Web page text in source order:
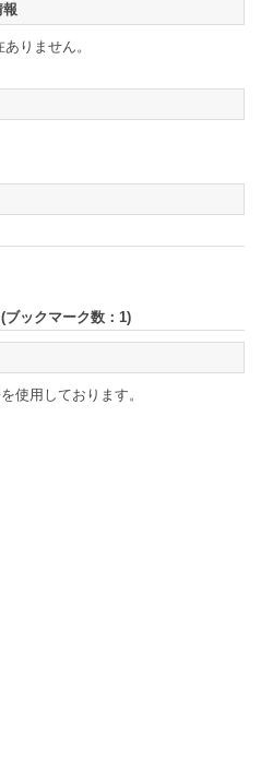
りません。
ックマーク数： 1)
使用しております。